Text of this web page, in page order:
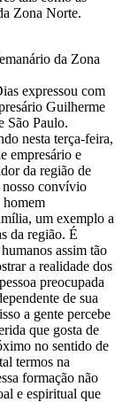
Zona Norte.
da Zona
expressou com
Guilherme
São Paulo.
nesta terça-feira,
empresário e
da região de
nosso convívio
homem
um exemplo a
da região. É
assim tão
a realidade dos
preocupada
de sua
a gente percebe
que gosta de
no sentido de
termos na
formação não
e espiritual que